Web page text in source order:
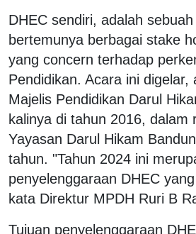
DHEC sendiri, adalah
bertemunya berbagai stake
yang concern terhadap
Pendidikan. Acara ini digelar,
Majelis Pendidikan Darul
kalinya di tahun 2016, dalam
Yayasan Darul Hikam
tahun. "Tahun 2024 ini
penyelenggaraan DHEC
kata Direktur MPDH Ruri B
Tujuan penyelenggaraan